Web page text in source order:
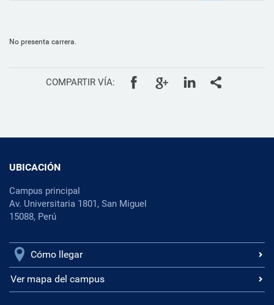
No presenta carrera.
COMPARTIR VÍA:
UBICACIÓN
Campus principal
Av. Universitaria 1801, San Miguel
15088, Perú
Cómo llegar
Ver mapa del campus